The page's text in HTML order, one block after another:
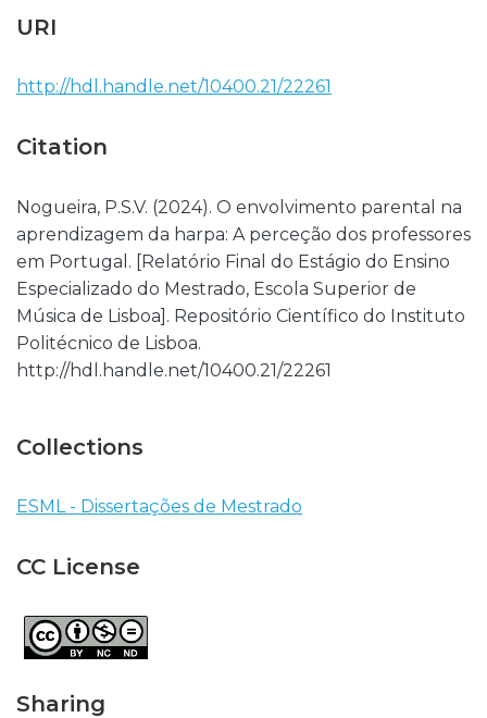
URI
http://hdl.handle.net/10400.21/22261
Citation
Nogueira, P.S.V. (2024). O envolvimento parental na
aprendizagem da harpa: A perceção dos professores
em Portugal. [Relatório Final do Estágio do Ensino
Especializado do Mestrado, Escola Superior de
Música de Lisboa]. Repositório Científico do Instituto
Politécnico de Lisboa.
http://hdl.handle.net/10400.21/22261
Collections
ESML - Dissertações de Mestrado
CC License
Sharing